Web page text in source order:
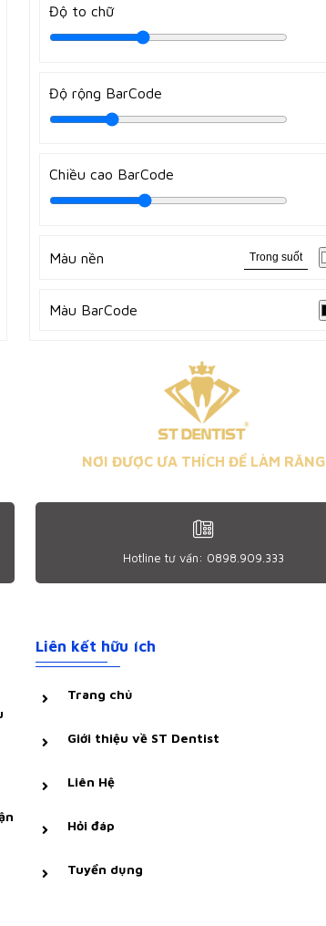
Độ to chữ
Độ rộng BarCode
Chiều cao BarCode
Màu nền Trong suốt
Màu BarCode
NƠI ĐƯỢC ƯA THÍCH ĐỂ LÀM RĂNG
Hotline tư vấn: 0898.909.333
Liên kết hữu ích
Trang chủ
Giới thiệu về ST Dentist
Liên Hệ
Hỏi đáp
Tuyển dụng